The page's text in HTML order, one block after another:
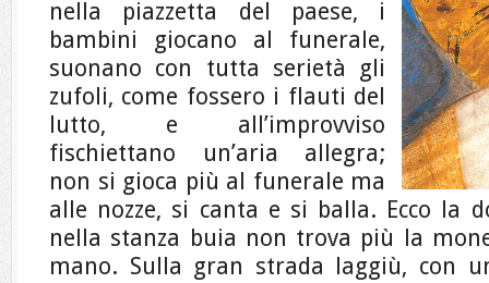
nella piazzetta del paese, i
bambini giocano al funerale,
suonano con tutta serietà gli
zufoli, come fossero i flauti del
lutto, e all’improvviso
fischiettano un’aria allegra;
non si gioca più al funerale ma
alle nozze, si canta e si balla. Ecco la
nella stanza buia non trova più la
mano. Sulla gran strada laggiù, con